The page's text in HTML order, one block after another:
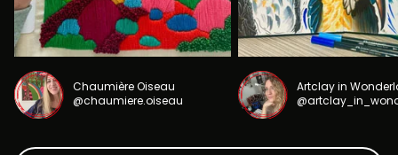
Chaumière Oiseau
@chaumiere.oiseau
Artclay in